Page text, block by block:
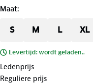
Maat:
S M L XL
Levertijd: wordt geladen..
Ledenprijs
Reguliere prijs